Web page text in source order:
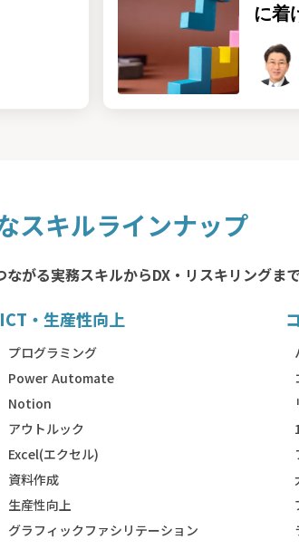
に着
スキルラインナップ
ながる実務スキルからDX・リスキリングま
ICT・生産性向上
プログラミング
Power Automate
Notion
アウトルック
Excel(エクセル)
資料作成
生産性向上
グラフィックファシリテーション